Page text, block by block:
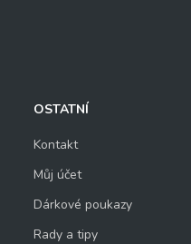
OSTATNÍ
Kontakt
Můj účet
Dárkové poukazy
Rady a tipy